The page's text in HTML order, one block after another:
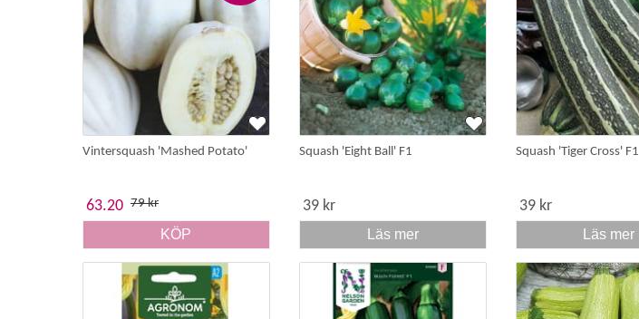
Vintersquash 'Mashed Potato'
63.20 79 kr
KÖP
Squash 'Eight Ball' F1
39 kr
Läs mer
Squash 'Tiger Cross' F1
39 kr
Läs mer